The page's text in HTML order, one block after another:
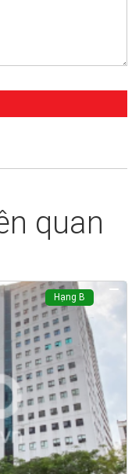
quan
Hạng B